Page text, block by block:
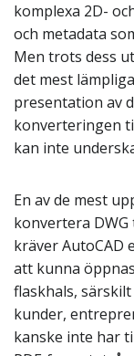
komplexa 2D-
och metadata
Men trots dess
det mest
presentation av
konverteringen
kan inte
En av de mest
konvertera DWG
kräver AutoCAD
att kunna
flaskhals,
kunder,
kanske inte har